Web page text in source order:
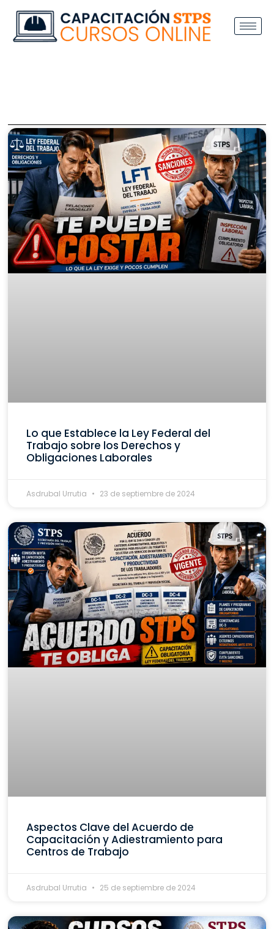
Lo que Establece la Ley Federal del
Trabajo sobre los Derechos y
Obligaciones Laborales
Asdrubal Urrutia 23 de septiembre de 2024
Aspectos Clave del Acuerdo de
Capacitación y Adiestramiento para
Centros de Trabajo
Asdrubal Urrutia 25 de septiembre de 2024